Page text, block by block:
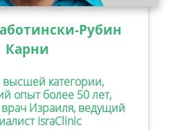
Рубин
Карни
высшей категории,
опыт более 50 лет,
Израиля, ведущий
IsraClinic